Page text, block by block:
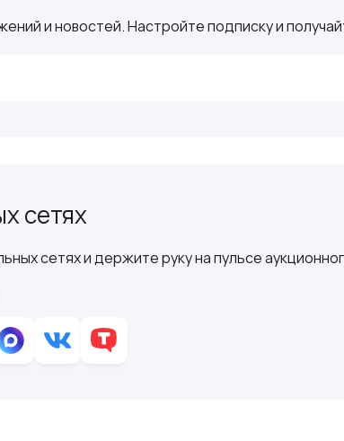
и новостей. Настройте подписку и
сетях
сетях и держите руку на пульсе